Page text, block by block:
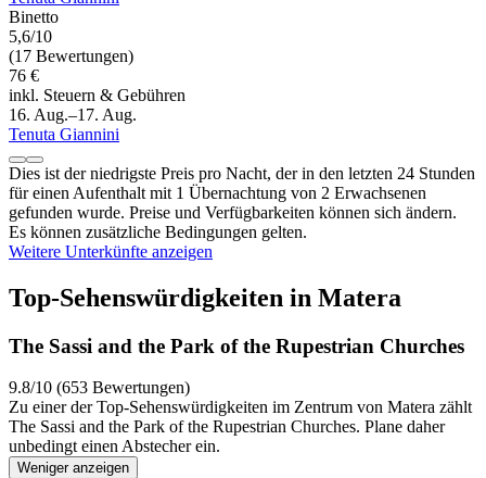
Binetto
5,6/10
(17 Bewertungen)
76 €
inkl. Steuern & Gebühren
16. Aug.–17. Aug.
Tenuta Giannini
Dies ist der niedrigste Preis pro Nacht, der in den letzten 24 Stunden
für einen Aufenthalt mit 1 Übernachtung von 2 Erwachsenen
gefunden wurde. Preise und Verfügbarkeiten können sich ändern.
Es können zusätzliche Bedingungen gelten.
Weitere Unterkünfte anzeigen
Top-Sehenswürdigkeiten in Matera
The Sassi and the Park of the Rupestrian Churches
9.8/10 (653 Bewertungen)
Zu einer der Top-Sehenswürdigkeiten im Zentrum von Matera zählt
The Sassi and the Park of the Rupestrian Churches. Plane daher
unbedingt einen Abstecher ein.
Weniger anzeigen